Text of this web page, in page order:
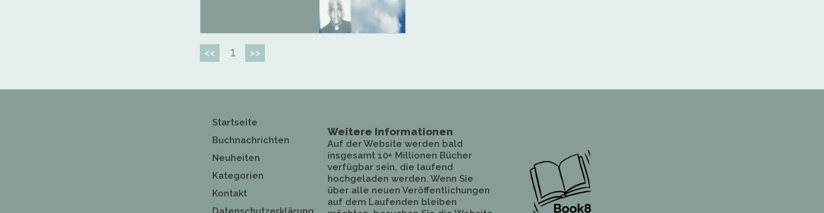
<< 1 >>
Startseite
Buchnachrichten
Neuheiten
Kategorien
Kontakt
Weitere Informationen
Auf der Website werden bald
insgesamt 10+ Millionen Bücher
verfügbar sein, die laufend
hochgeladen werden. Wenn Sie
über alle neuen Veröffentlichungen
auf dem Laufenden bleiben